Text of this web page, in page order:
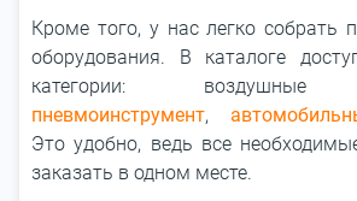
Кроме того, у нас легко собрать
оборудования. В каталоге
категории: воздушные
пневмоинструмент,
Это удобно, ведь все
заказать в одном месте.